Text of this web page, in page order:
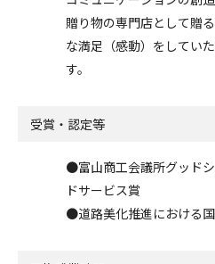
贈り物の専門店として贈
な満足（感動）をしてい
す。
受賞・認定等
●富山商工会議所グッド
ドサービス賞
●道路美化推進における